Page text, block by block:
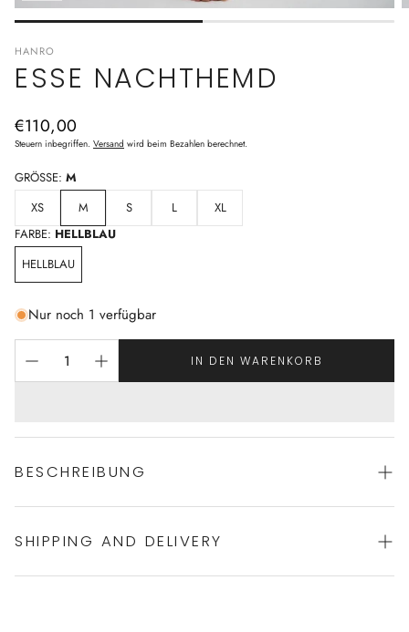
HANRO
ESSE NACHTHEMD
Normaler
Preis
€110,00
Steuern inbegriffen. Versand wird beim Bezahlen berechnet.
GRÖSSE: M
XS
M S L
XL
FARBE: HELLBLAU
HELLBLAU
Nur noch 1 verfügbar
IN DEN WARENKORB
BESCHREIBUNG
Legeres Nachthemd von HANRO
SHIPPING AND DELIVERY